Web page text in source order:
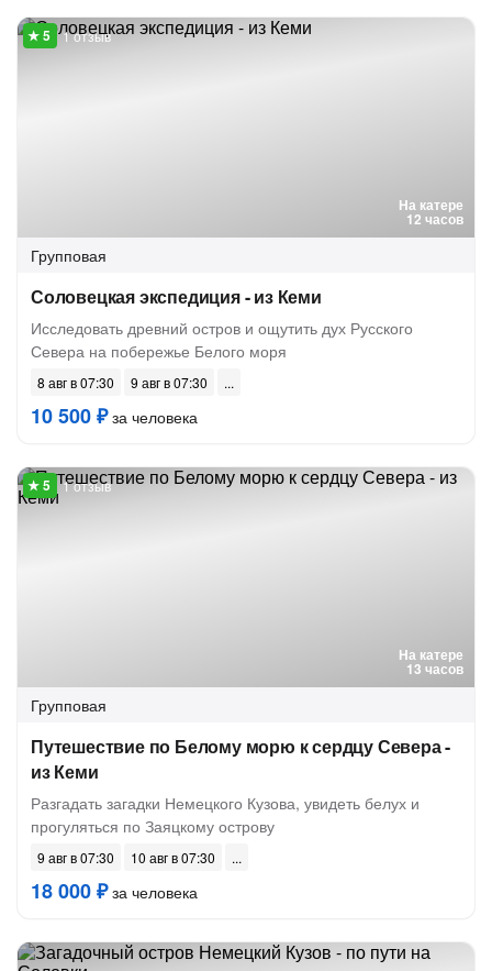
На катере
12 часов
1 отзыв
Групповая
Соловецкая экспедиция - из Кеми
Исследовать древний остров и ощутить дух Русского
Севера на побережье Белого моря
8 авг в 07:30 9 авг в 07:30
10 500 ₽за человека
На катере
13 часов
1 отзыв
Групповая
Путешествие по Белому морю к сердцу Севера -
из Кеми
Разгадать загадки Немецкого Кузова, увидеть белух и
прогуляться по Заяцкому острову
9 авг в 07:30 10 авг в 07:30
18 000 ₽за человека